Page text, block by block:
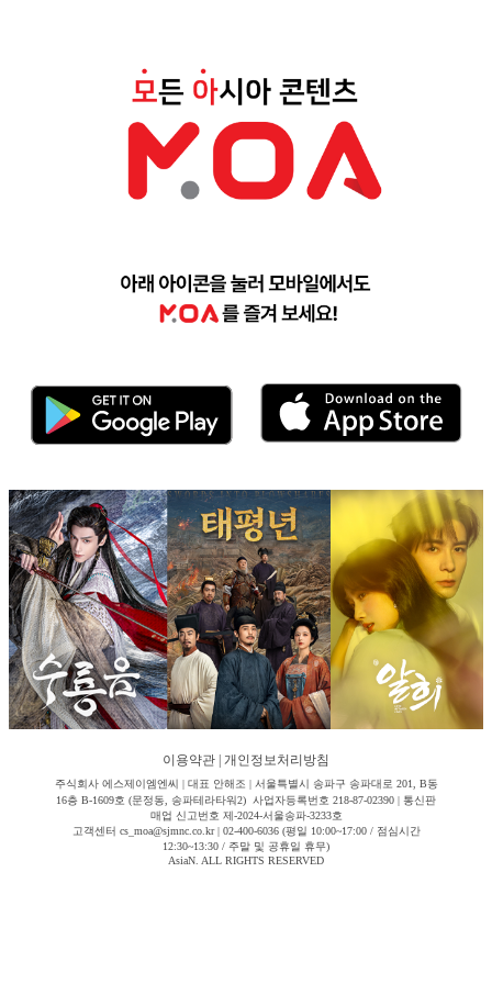
이용약관 개인정보처리방침
주식회사 에스제이엠엔씨 | 대표 안해조 | 서울특별시 송파구 송파대로 201, B동
16층 B-1609호 (문정동, 송파테라타워2) 사업자등록번호 218-87-02390 | 통신판
매업 신고번호 제-2024-서울송파-3233호
고객센터 cs_moa@sjmnc.co.kr | 02-400-6036 (평일 10:00~17:00 / 점심시간
12:30~13:30 / 주말 및 공휴일 휴무)
AsiaN. ALL RIGHTS RESERVED